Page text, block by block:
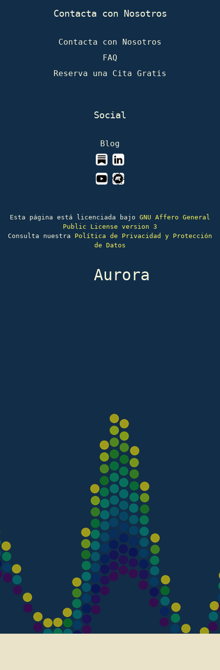
Aurora
Contacta con Nosotros
Contacta con Nosotros
FAQ
Reserva una Cita Gratis
Social
Blog
Esta página está licenciada bajo GNU Affero General
Public License version 3
Consulta nuestra Política de Privacidad y Protección
de Datos